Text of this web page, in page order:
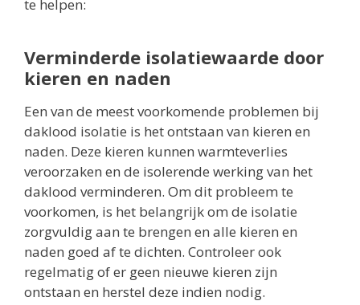
te helpen:
Verminderde isolatiewaarde door
kieren en naden
Een van de meest voorkomende problemen bij
daklood isolatie is het ontstaan van kieren en
naden. Deze kieren kunnen warmteverlies
veroorzaken en de isolerende werking van het
daklood verminderen. Om dit probleem te
voorkomen, is het belangrijk om de isolatie
zorgvuldig aan te brengen en alle kieren en
naden goed af te dichten. Controleer ook
regelmatig of er geen nieuwe kieren zijn
ontstaan en herstel deze indien nodig.